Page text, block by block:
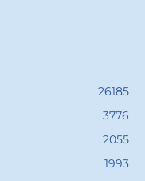
26185
3776
2055
1993